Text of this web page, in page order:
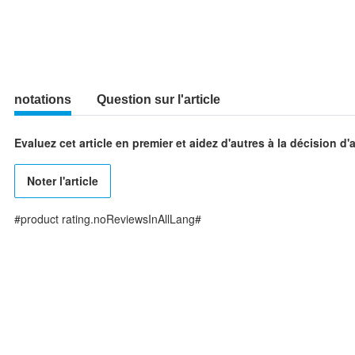
notations Question sur l'article
Evaluez cet article en premier et aidez d'autres à la décision
Noter l'article
#product rating.noReviewsInAllLang#